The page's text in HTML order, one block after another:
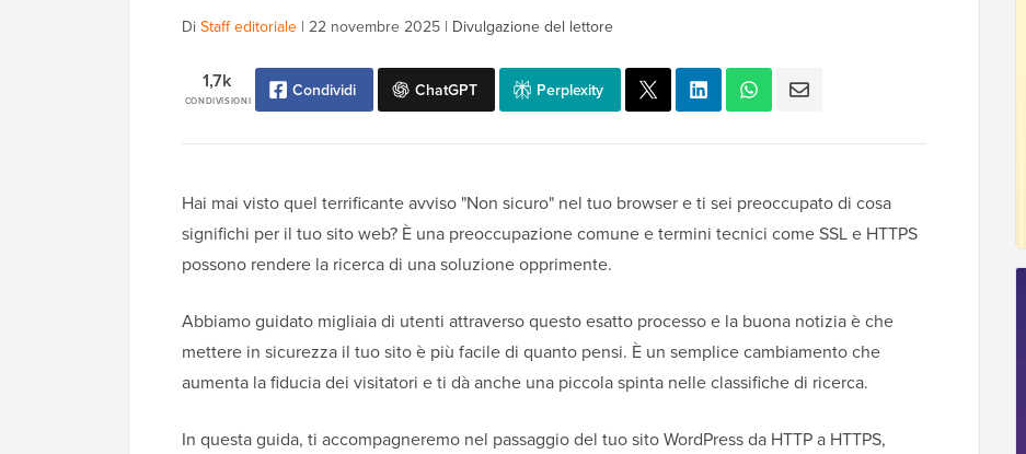
DiStaff editoriale | 22 novembre 2025 | Divulgazione del lettore
CONDIVISIONI
1,7k Condividi ChatGPT Perplexity
Hai mai visto quel terrificante avviso "Non sicuro" nel tuo browser e ti sei preoccupato di cosa
significhi per il tuo sito web? È una preoccupazione comune e termini tecnici come SSL e HTTPS
possono rendere la ricerca di una soluzione opprimente.
Abbiamo guidato migliaia di utenti attraverso questo esatto processo e la buona notizia è che
mettere in sicurezza il tuo sito è più facile di quanto pensi. È un semplice cambiamento che
aumenta la fiducia dei visitatori e ti dà anche una piccola spinta nelle classifiche di ricerca.
In questa guida, ti accompagneremo nel passaggio del tuo sito WordPress da HTTP a HTTPS,